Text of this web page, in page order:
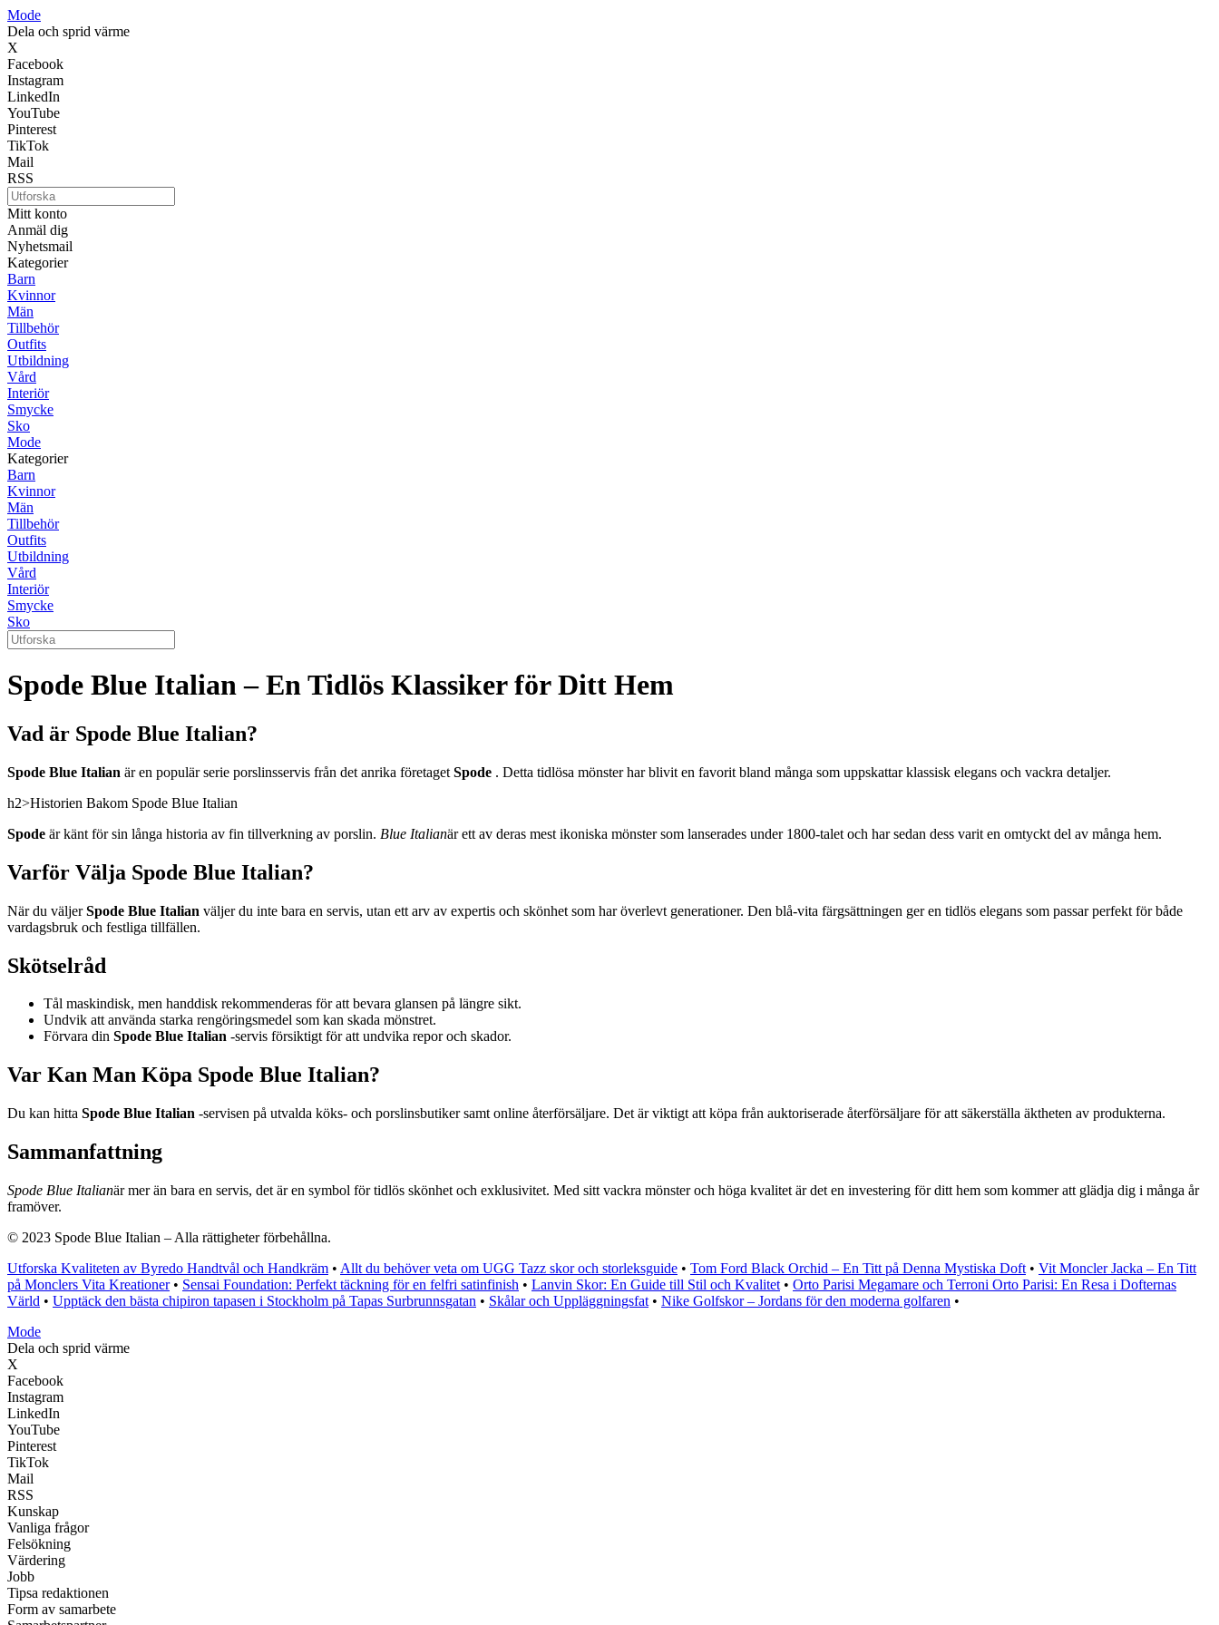
Mode
Dela och sprid värme
X
Facebook
Instagram
LinkedIn
YouTube
Pinterest
TikTok
Mail
RSS
Mitt konto
Anmäl dig
Nyhetsmail
Kategorier
Barn
Kvinnor
Män
Tillbehör
Outfits
Utbildning
Vård
Interiör
Smycke
Sko
Mode
Kategorier
Barn
Kvinnor
Män
Tillbehör
Outfits
Utbildning
Vård
Interiör
Smycke
Sko
Spode Blue Italian – En Tidlös Klassiker för Ditt Hem
Vad är Spode Blue Italian?
Spode Blue Italian är en populär serie porslinsservis från det anrika företaget Spode . Detta tidlösa mönster har blivit en favorit bland många som uppskattar klassisk elegans och vackra detaljer.
h2>Historien Bakom Spode Blue Italian
Spode är känt för sin långa historia av fin tillverkning av porslin. Blue Italianär ett av deras mest ikoniska mönster som lanserades under 1800-talet och har sedan dess varit en omtyckt del av många hem.
Varför Välja Spode Blue Italian?
När du väljerSpode Blue Italian väljer du inte bara en servis, utan ett arv av expertis och skönhet som har överlevt generationer. Den blå-vita färgsättningen ger en tidlös elegans som passar perfekt för både
vardagsbruk och festliga tillfällen.
Skötselråd
Tål maskindisk, men handdisk rekommenderas för att bevara glansen på längre sikt.
Undvik att använda starka rengöringsmedel som kan skada mönstret.
Förvara din Spode Blue Italian -servis försiktigt för att undvika repor och skador.
Var Kan Man Köpa Spode Blue Italian?
Du kan hitta Spode Blue Italian -servisen på utvalda köks- och porslinsbutiker samt online återförsäljare. Det är viktigt att köpa från auktoriserade återförsäljare för att säkerställa äktheten av produkterna.
Sammanfattning
Spode Blue Italianär mer än bara en servis, det är en symbol för tidlös skönhet och exklusivitet. Med sitt vackra mönster och höga kvalitet är det en investering för ditt hem som kommer att glädja dig i många år
framöver.
© 2023 Spode Blue Italian – Alla rättigheter förbehållna.
Utforska Kvaliteten av Byredo Handtvål och Handkräm • Allt du behöver veta om UGG Tazz skor och storleksguide • Tom Ford Black Orchid – En Titt på Denna Mystiska Doft • Vit Moncler Jacka – En Titt
på Monclers Vita Kreationer• Sensai Foundation: Perfekt täckning för en felfri satinfinish • Lanvin Skor: En Guide till Stil och Kvalitet • Orto Parisi Megamare och Terroni Orto Parisi: En Resa i Dofternas
Värld • Upptäck den bästa chipiron tapasen i Stockholm på Tapas Surbrunnsgatan • Skålar och Uppläggningsfat • Nike Golfskor – Jordans för den moderna golfaren •
Mode
Dela och sprid värme
X
Facebook
Instagram
LinkedIn
YouTube
Pinterest
TikTok
Mail
RSS
Kunskap
Vanliga frågor
Felsökning
Värdering
Jobb
Tipsa redaktionen
Form av samarbete